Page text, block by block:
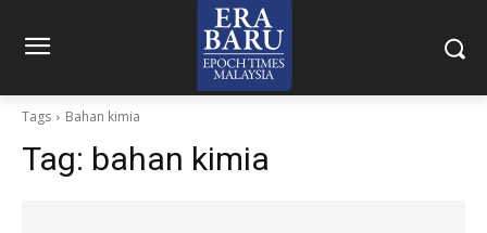
Tags Bahan kimia
Tag: bahan kimia